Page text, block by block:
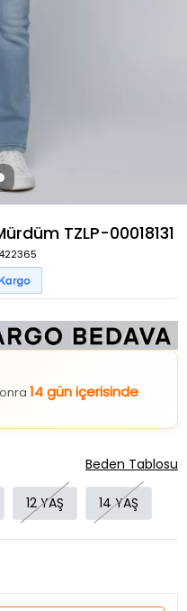
TZLP-00018131
14 gün içerisinde
12 YAŞ 14 YAŞ
Beden Tablosu